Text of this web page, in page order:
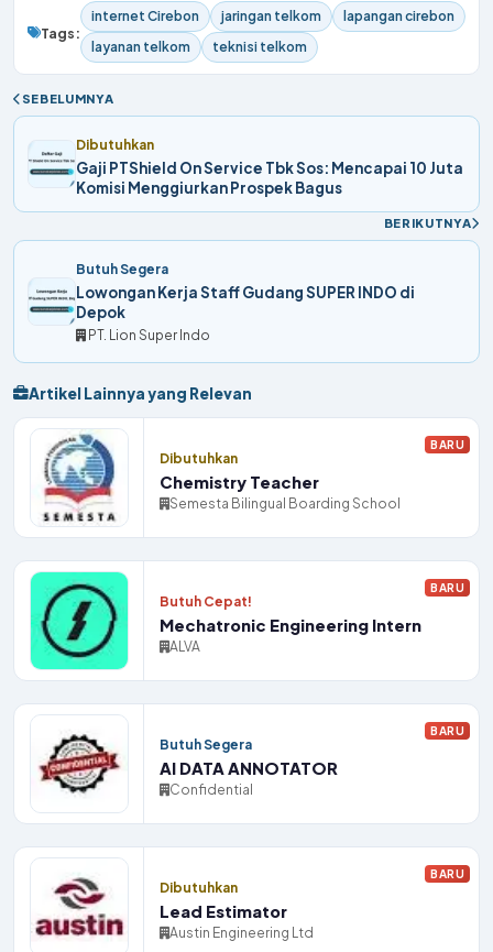
Tags:
internet Cirebon jaringan telkom
lapangan cirebon
layanan telkom
teknisi telkom
SEBELUMNYA
Dibutuhkan
Gaji PTShield On Service Tbk Sos: Mencapai 10 Juta
Komisi Menggiurkan Prospek Bagus
BERIKUTNYA
Butuh Segera
Lowongan Kerja Staff Gudang SUPER INDO di
Depok
PT. Lion Super Indo
Artikel Lainnya yang Relevan
Dibutuhkan
Chemistry Teacher
Semesta Bilingual Boarding School
BARU
Butuh Cepat!
Mechatronic Engineering Intern
ALVA
BARU
Butuh Segera
AI DATA ANNOTATOR
Confidential
BARU
Dibutuhkan
Lead Estimator
Austin Engineering Ltd
BARU